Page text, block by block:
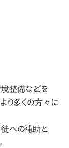
整備などを​
り​多くの​方​々に​
への​補助と​